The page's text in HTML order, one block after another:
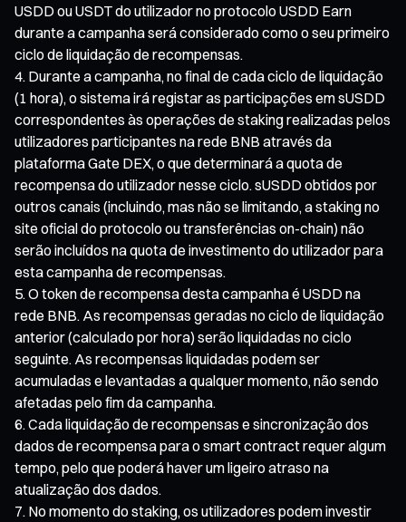
USDD ou USDT do utilizador no protocolo USDD Earn
durante a campanha será considerado como o seu primeiro
ciclo de liquidação de recompensas.
Durante a campanha, no final de cada ciclo de liquidação
(1 hora), o sistema irá registar as participações em sUSDD
correspondentes às operações de staking realizadas pelos
utilizadores participantes na rede BNB através da
plataforma Gate DEX, o que determinará a quota de
recompensa do utilizador nesse ciclo. sUSDD obtidos por
outros canais (incluindo, mas não se limitando, a staking no
site oficial do protocolo ou transferências on-chain) não
serão incluídos na quota de investimento do utilizador para
esta campanha de recompensas.
O token de recompensa desta campanha é USDD na
rede BNB. As recompensas geradas no ciclo de liquidação
anterior (calculado por hora) serão liquidadas no ciclo
seguinte. As recompensas liquidadas podem ser
acumuladas e levantadas a qualquer momento, não sendo
afetadas pelo fim da campanha.
Cada liquidação de recompensas e sincronização dos
dados de recompensa para o smart contract requer algum
tempo, pelo que poderá haver um ligeiro atraso na
atualização dos dados.
No momento do staking, os utilizadores podem investir